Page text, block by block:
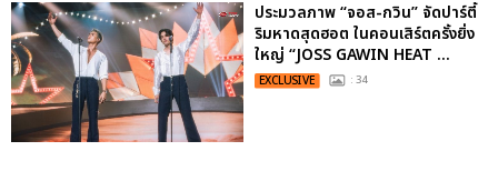
ประมวลภาพ “จอส-กวิน” จัดปาร์ตี้
ริมหาดสุดฮอต ในคอนเสิร์ตครั้งยิ่ง
ใหญ่ “JOSS GAWIN HEAT ...
EXCLUSIVE : 34